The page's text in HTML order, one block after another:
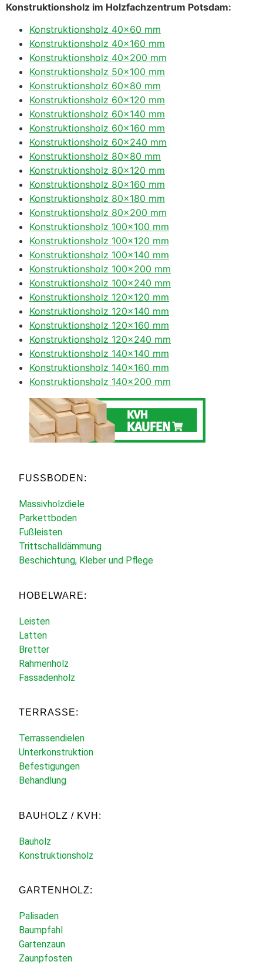
Konstruktionsholz im Holzfachzentrum Potsdam:
Konstruktionsholz 40×60 mm
Konstruktionsholz 40×160 mm
Konstruktionsholz 40×200 mm
Konstruktionsholz 50×100 mm
Konstruktionsholz 60×80 mm
Konstruktionsholz 60×120 mm
Konstruktionsholz 60×140 mm
Konstruktionsholz 60×160 mm
Konstruktionsholz 60×240 mm
Konstruktionsholz 80×80 mm
Konstruktionsholz 80×120 mm
Konstruktionsholz 80×160 mm
Konstruktionsholz 80×180 mm
Konstruktionsholz 80×200 mm
Konstruktionsholz 100×100 mm
Konstruktionsholz 100×120 mm
Konstruktionsholz 100×140 mm
Konstruktionsholz 100×200 mm
Konstruktionsholz 100×240 mm
Konstruktionsholz 120×120 mm
Konstruktionsholz 120×140 mm
Konstruktionsholz 120×160 mm
Konstruktionsholz 120×240 mm
Konstruktionsholz 140×140 mm
Konstruktionsholz 140×160 mm
Konstruktionsholz 140×200 mm
FUSSBODEN:
Massivholzdiele
Parkettboden
Fußleisten
Trittschalldämmung
Beschichtung, Kleber und Pflege
HOBELWARE:
Leisten
Latten
Bretter
Rahmenholz
Fassadenholz
TERRASSE:
Terrassendielen
Unterkonstruktion
Befestigungen
Behandlung
BAUHOLZ / KVH:
Bauholz
Konstruktionsholz
GARTENHOLZ:
Palisaden
Baumpfahl
Gartenzaun
Zaunpfosten